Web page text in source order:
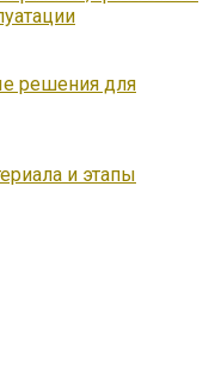
решения для
и этапы